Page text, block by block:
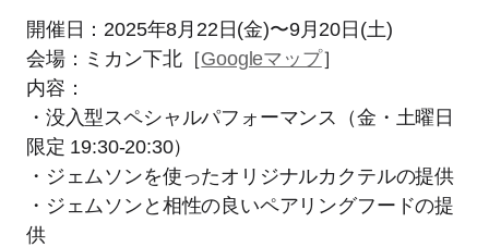
開催日：2025年8月22日(金)〜9月20日(土)​
会場：ミカン下北［Googleマップ］
内容：
・没入型スペシャルパフォーマンス（金・土曜日
限定 19:30-20:30）
・ジェムソンを使ったオリジナルカクテルの提供
・ジェムソンと相性の良いペアリングフードの提
供